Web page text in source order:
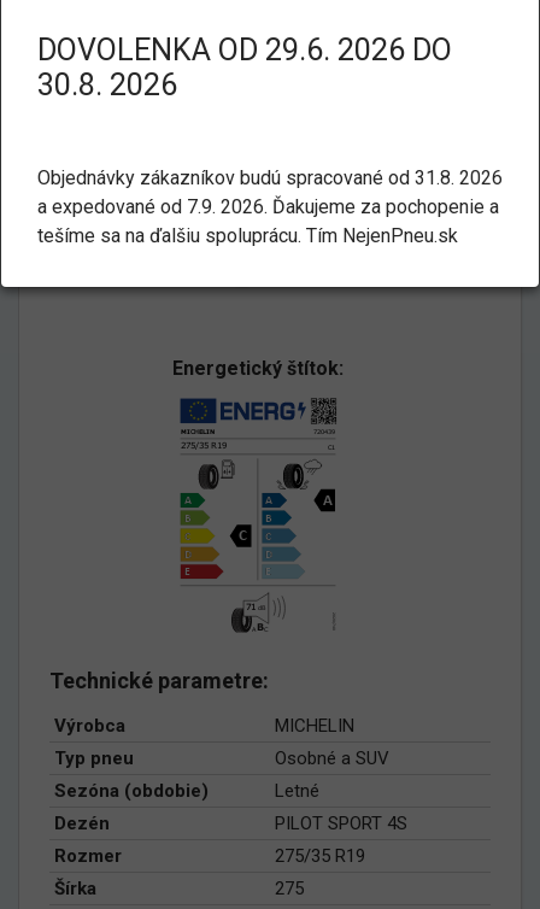
Energetický štítok:
Technické parametre:
Výrobca
MICHELIN
Typ pneu
Osobné a SUV
Sezóna (obdobie)
Letné
Dezén
PILOT SPORT 4S
Rozmer
275/35 R19
Šírka
275
DOVOLENKA OD 29.6. 2026 DO
30.8. 2026
Objednávky zákazníkov budú spracované od 31.8. 2026
a expedované od 7.9. 2026. Ďakujeme za pochopenie a
tešíme sa na ďalšiu spoluprácu. Tím NejenPneu.sk